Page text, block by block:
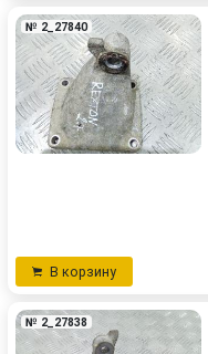
№ 2_27840
В корзину
№ 2_27838